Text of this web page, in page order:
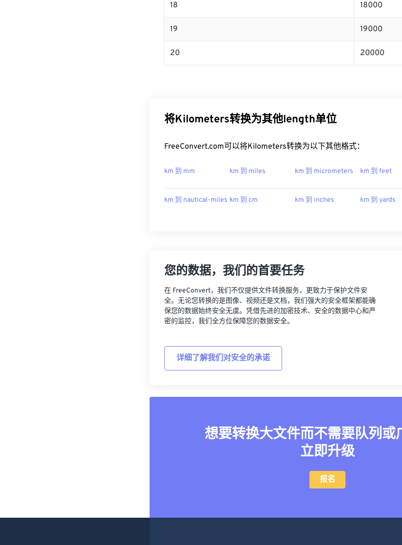
18 18000
19 19000
20 20000
将Kilometers转换为其他length单位
FreeConvert.com可以将Kilometers转换为以下其他格式：
km 到 mm km 到 miles km 到 micrometers km 到 feet
km 到 nautical-miles km 到 cm km 到 inches km 到 yards
您的数据，我们的首要任务
在 FreeConvert，我们不仅提供文件转换服务，更致力于保护文件安
全。无论您转换的是图像、视频还是文档，我们强大的安全框架都能确
保您的数据始终安全无虞。凭借先进的加密技术、安全的数据中心和严
密的监控，我们全方位保障您的数据安全。
详细了解我们对安全的承诺
想要转换大文件而不需要队列或
立即升级
报名